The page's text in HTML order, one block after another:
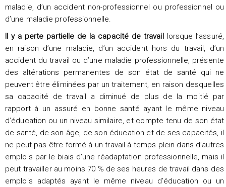
maladie, d’un accident non-professionnel ou professionnel ou
d’une maladie professionnelle.
Il y a perte partielle de la capacité de travaillorsque l’assuré,
en raison d’une maladie, d’un accident hors du travail, d’un
accident du travail ou d’une maladie professionnelle, présente
des altérations permanentes de son état de santé qui ne
peuvent être éliminées par un traitement, en raison desquelles
sa capacité de travail a diminué de plus de la moitié par
rapport à un assuré en bonne santé ayant le même niveau
d’éducation ou un niveau similaire, et compte tenu de son état
de santé, de son âge, de son éducation et de ses capacités, il
ne peut pas être formé à un travail à temps plein dans d’autres
emplois par le biais d’une réadaptation professionnelle, mais il
peut travailler au moins 70 % de ses heures de travail dans des
emplois adaptés ayant le même niveau d’éducation ou un